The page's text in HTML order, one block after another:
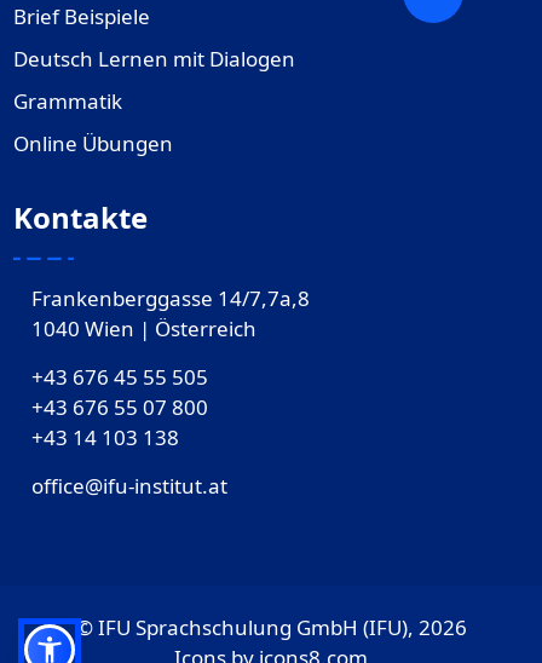
Brief Beispiele
Deutsch Lernen mit Dialogen
Grammatik
Online Übungen
Kontakte
Frankenberggasse 14/7,7a,8
1040 Wien | Österreich
+43 676 45 55 505
+43 676 55 07 800
‎+43 14 103 138
office@ifu-institut.at
© IFU Sprachschulung GmbH (IFU), 2026